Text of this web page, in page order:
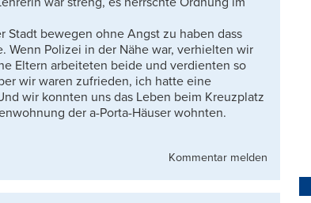
bewegen ohne Angst zu haben dass
Wenn Polizei in der Nähe war, verhielten wir
Eltern arbeiteten beide und verdienten so
wir waren zufrieden, ich hatte eine
wir konnten uns das Leben beim Kreuzplatz
der a-Porta-Häuser wohnten.
Kommentar melden